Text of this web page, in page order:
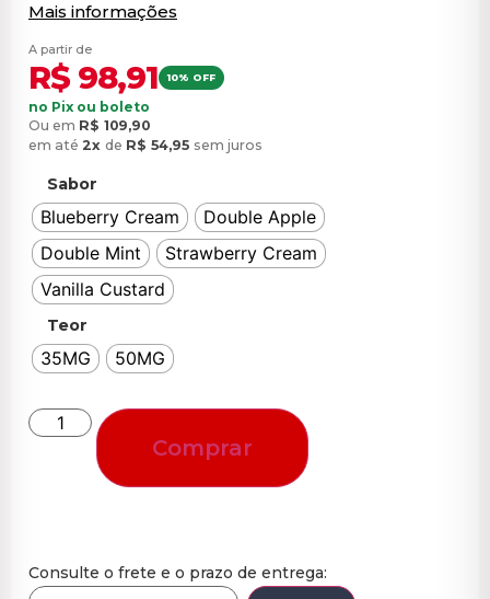
Mais informações
A partir de
R$98,91 10% OFF
no Pix ou boleto
Ou em R$ 109,90
em até 2x de R$ 54,95 sem juros
Sabor
Blueberry Cream
Double Apple
Double Mint
Strawberry Cream
Vanilla Custard
Teor
35MG 50MG
Comprar
Consulte o frete e o prazo de entrega: